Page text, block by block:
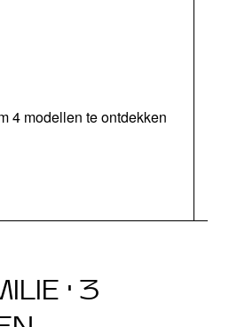
4 modellen te ontdekken
· 3